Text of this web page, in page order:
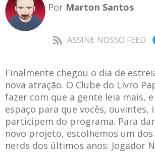
Por Marton Santos
ASSINE NOSSO FEED
Finalmente chegou o dia de
nova atração. O Clube do Livro
fazer com que a gente leia mais,
espaço para que vocês, ouvintes,
participem do programa. Para
novo projeto, escolhemos um
nerds dos últimos anos: Jogador